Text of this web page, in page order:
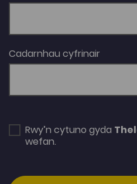
Cadarnhau cyfrinair
Rwy’n cytuno gyda
wefan.